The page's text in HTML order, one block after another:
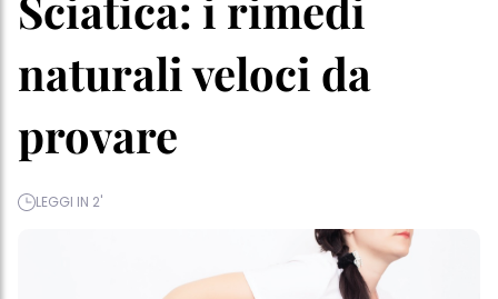
naturali veloci da
provare
LEGGI IN 2'